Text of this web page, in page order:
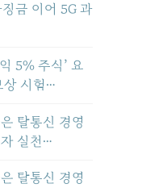
금 이어 5G 과
5% 주식’ 요
상 시험…
탈통신 경영
실천…
탈통신 경영